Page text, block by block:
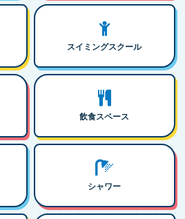
スイミングスクール
飲食スペース
シャワー